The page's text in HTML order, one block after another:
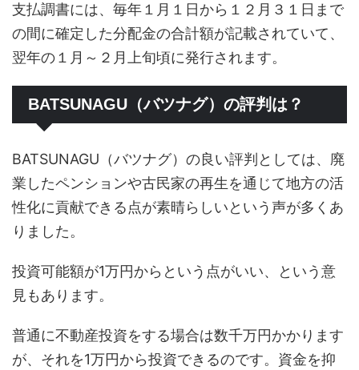
支払調書には、毎年１月１日から１２月３１日まで
の間に確定した分配金の合計額が記載されていて、
翌年の１月～２月上旬頃に発行されます。
BATSUNAGU（バツナグ）の評判は？
BATSUNAGU（バツナグ）の良い評判としては、廃
業したペンションや古民家の再生を通じて地方の活
性化に貢献できる点が素晴らしいという声が多くあ
りました。
投資可能額が1万円からという点がいい、という意
見もあります。
普通に不動産投資をする場合は数千万円かかります
が、それを1万円から投資できるのです。資金を抑